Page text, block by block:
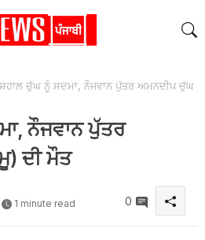
ਚੁੱਘ ਨੂੰ ਸਦਮਾ, ਨੌਜਵਾਨ ਪੁੱਤਰ ਅਮਨਦੀਪ ਚੁੱਘ
ਨੌਜਵਾਨ ਪੁੱਤਰ
ਦੀ ਮੌਤ
1 minute read 0